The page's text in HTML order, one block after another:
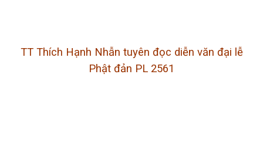
TT Thích Hạnh Nhẫn tuyên đọc diễn văn đại lễ
Phật đản PL 2561